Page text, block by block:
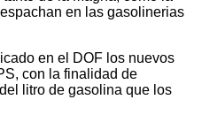
en las gasolinerias
en el DOF los nuevos
con la finalidad de
litro de gasolina que los